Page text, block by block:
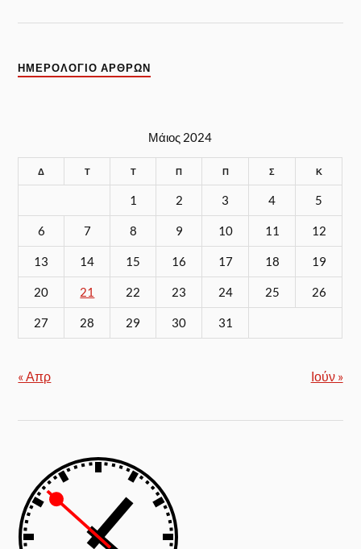
ΗΜΕΡΟΛΟΓΙΟ ΑΡΘΡΩΝ
Μάιος 2024
Δ Τ Τ Π Π Σ Κ
1 2 3 4 5
6 7 8 9 10 11 12
13 14 15 16 17 18 19
20 21 22 23 24 25 26
27 28 29 30 31
« Απρ Ιούν »